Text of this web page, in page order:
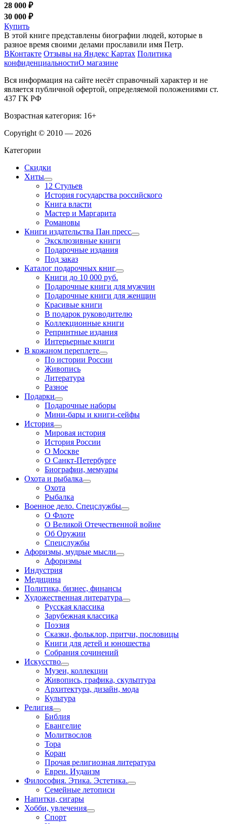
28 000 ₽
30 000 ₽
Купить
В этой книге представлены биографии людей, которые в
разное время своими делами прославили имя Петр.
ВКонтакте Отзывы на Яндекс Картах Политика
конфиденциальностиО магазине
Вся информация на сайте несёт справочный характер и не
является публичной офертой, определяемой положениями ст.
437 ГК РФ
Возрастная категория: 16+
Copyright © 2010 — 2026
Категории
Скидки
Хиты
12 Стульев
История государства российского
Книга власти
Мастер и Маргарита
Романовы
Книги издательства Пан пресс
Эксклюзивные книги
Подарочные издания
Под заказ
Каталог подарочных книг
Книги до 10 000 руб.
Подарочные книги для мужчин
Подарочные книги для женщин
Красивые книги
В подарок руководителю
Коллекционные книги
Репринтные издания
Интерьерные книги
В кожаном переплете
По истории России
Живопись
Литература
Разное
Подарки
Подарочные наборы
Мини-бары и книги-сейфы
История
Мировая история
История России
О Москве
О Санкт-Петербурге
Биографии, мемуары
Охота и рыбалка
Охота
Рыбалка
Военное дело. Спецслужбы
О Флоте
О Великой Отечественной войне
Об Оружии
Спецслужбы
Афоризмы, мудрые мысли
Афоризмы
Индустрия
Медицина
Политика, бизнес, финансы
Художественная литература
Русская классика
Зарубежная классика
Поэзия
Сказки, фольклор, притчи, пословицы
Книги для детей и юношества
Собрания сочинений
Искусство
Музеи, коллекции
Живопись, графика, скульптура
Архитектура, дизайн, мода
Культура
Религия
Библия
Евангелие
Молитвослов
Тора
Коран
Прочая религиозная литература
Евреи. Иудаизм
Философия. Этика. Эстетика.
Семейные летописи
Напитки, сигары
Хобби, увлечения
Спорт